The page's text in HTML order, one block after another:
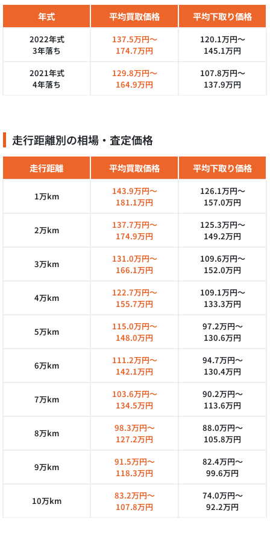
年式 平均買取価格 平均下取り価格
2022年式
3年落ち
137.5万円～
174.7万円
120.1万円～
145.1万円
2021年式
4年落ち
129.8万円～
164.9万円
107.8万円～
137.9万円
走行距離別の相場・査定価格
走行距離 平均買取価格 平均下取り価格
1万km
143.9万円～
181.1万円
126.1万円～
157.0万円
2万km
137.7万円～
174.9万円
125.3万円～
149.2万円
3万km
131.0万円～
166.1万円
109.6万円～
152.0万円
4万km
122.7万円～
155.7万円
109.1万円～
133.3万円
5万km
115.0万円～
148.0万円
97.2万円～
130.6万円
6万km
111.2万円～
142.1万円
94.7万円～
130.4万円
7万km
103.6万円～
134.5万円
90.2万円～
113.6万円
8万km
98.3万円～
127.2万円
88.0万円～
105.8万円
9万km
91.5万円～
118.3万円
82.4万円～
99.6万円
10万km
83.2万円～
107.8万円
74.0万円～
92.2万円